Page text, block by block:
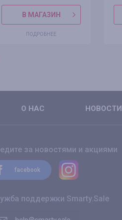
В МАГАЗИН
ПОДРОБНЕЕ
О НАС НОВОСТИ
за новостями и акциями
facebook
поддержки Smarty.Sale